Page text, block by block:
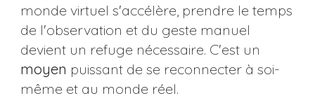
monde virtuel s'accélère, prendre le temps
de l'observation et du geste manuel
devient un refuge nécessaire. C'est un
moyen puissant de se reconnecter à soi-
même et au monde réel.